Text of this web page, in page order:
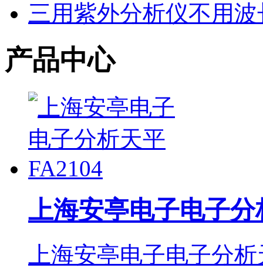
三用紫外分析仪不用
产品中心
上海安亭电子电子分
上海安亭电子电子分